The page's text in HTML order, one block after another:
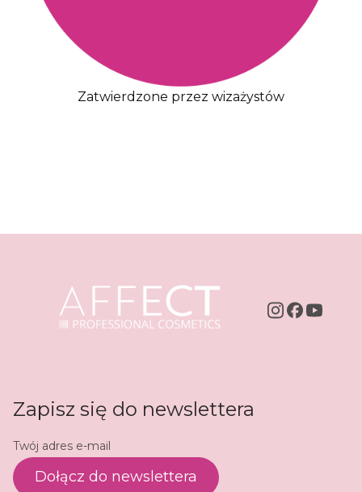
Zatwierdzone przez wizażystów
Zapisz się do newslettera
Twój adres e-mail
Dołącz do newslettera